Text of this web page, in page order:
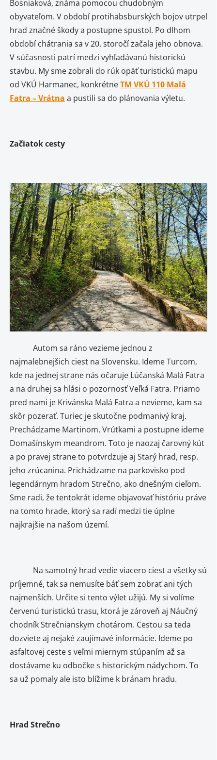
Bosniaková, známa pomocou chudobným
obyvateľom. V období protihabsburských bojov utrpel
hrad značné škody a postupne spustol. Po dlhom
období chátrania sa v 20. storočí začala jeho obnova.
V súčasnosti patrí medzi vyhľadávanú historickú
stavbu. My sme zobrali do rúk opäť turistickú mapu
od VKÚ Harmanec, konkrétneTM VKÚ 110 Malá
Fatra – Vrátna a pustili sa do plánovania výletu.
Začiatok cesty
Autom sa ráno vezieme jednou z
najmalebnejšich ciest na Slovensku. Ideme Turcom,
kde na jednej strane nás očaruje Lúčanská Malá Fatra
a na druhej sa hlási o pozornosť Veľká Fatra. Priamo
pred nami je Krivánska Malá Fatra a nevieme, kam sa
skôr pozerať. Turiec je skutočne podmanivý kraj.
Prechádzame Martinom, Vrútkami a postupne ideme
Domašínskym meandrom. Toto je naozaj čarovný kút
a po pravej strane to potvrdzuje aj Starý hrad, resp.
jeho zrúcanina. Prichádzame na parkovisko pod
legendárnym hradom Strečno, ako dnešným cieľom.
Sme radi, že tentokrát ideme objavovať históriu práve
na tomto hrade, ktorý sa radí medzi tie úplne
najkrajšie na našom území.
Na samotný hrad vedie viacero ciest a všetky sú
príjemné, tak sa nemusíte báť sem zobrať ani tých
najmenších. Určite si tento výlet užijú. My si volíme
červenú turistickú trasu, ktorá je zároveň aj Náučný
chodník Strečnianskym chotárom. Cestou sa teda
dozviete aj nejaké zaujímavé informácie. Ideme po
asfaltovej ceste s veľmi miernym stúpaním až sa
dostávame ku odbočke s historickým nádychom. To
sa už pomaly ale isto blížime k bránam hradu.
Hrad Strečno